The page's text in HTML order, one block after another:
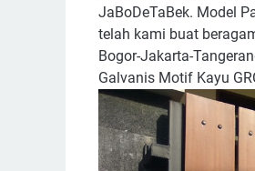
JaBoDeTaBek. Model
telah kami buat
Bogor-Jakarta-
Galvanis Motif Kayu